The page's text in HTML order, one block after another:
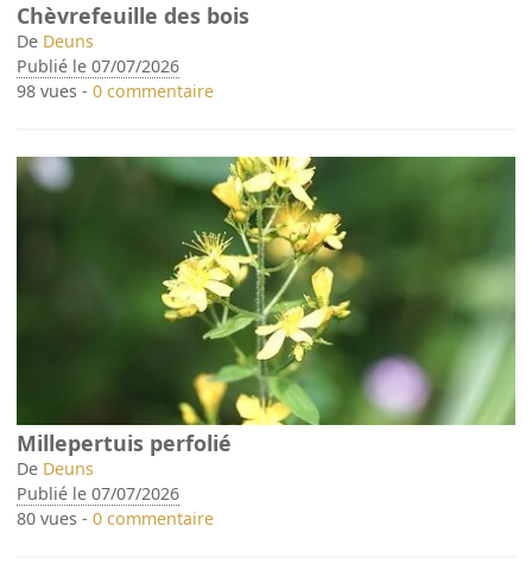
Chèvrefeuille des bois
De Deuns
Publié le 07/07/2026
98 vues -0 commentaire
Millepertuis perfolié
De Deuns
Publié le 07/07/2026
80 vues -0 commentaire